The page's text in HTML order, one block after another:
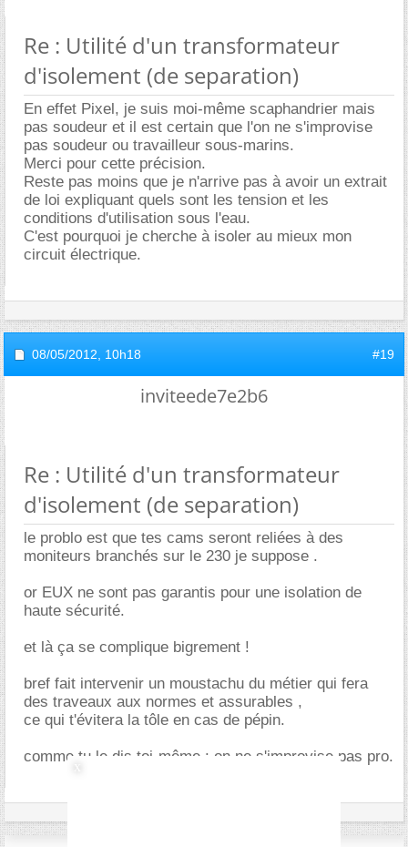
Re : Utilité d'un transformateur
d'isolement (de separation)
En effet Pixel, je suis moi-même scaphandrier mais
pas soudeur et il est certain que l'on ne s'improvise
pas soudeur ou travailleur sous-marins.
Merci pour cette précision.
Reste pas moins que je n'arrive pas à avoir un extrait
de loi expliquant quels sont les tension et les
conditions d'utilisation sous l'eau.
C'est pourquoi je cherche à isoler au mieux mon
circuit électrique.
08/05/2012, 10h18 #19
inviteede7e2b6
Re : Utilité d'un transformateur
d'isolement (de separation)
le problo est que tes cams seront reliées à des
moniteurs branchés sur le 230 je suppose .
or EUX ne sont pas garantis pour une isolation de
haute sécurité.
et là ça se complique bigrement !
bref fait intervenir un moustachu du métier qui fera
des traveaux aux normes et assurables ,
ce qui t'évitera la tôle en cas de pépin.
comme tu le dis toi-même : on ne s'improvise pas pro.